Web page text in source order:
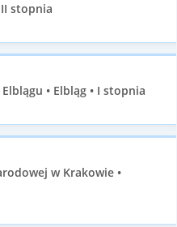
stopnia
• Elbląg • I stopnia
w Krakowie •